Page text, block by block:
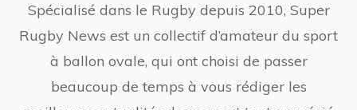
Spécialisé dans le Rugby depuis 2010, Super
Rugby News est un collectif d’amateur du sport
à ballon ovale, qui ont choisi de passer
beaucoup de temps à vous rédiger les